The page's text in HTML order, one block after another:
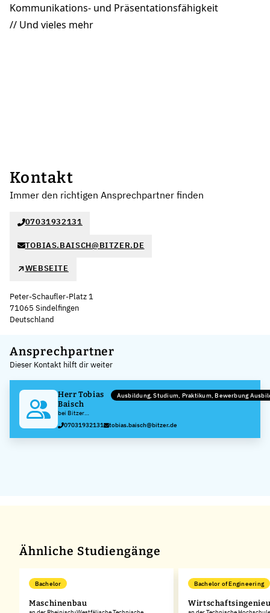
Kommunikations- und Präsentationsfähigkeit
// Und vieles mehr
Kontakt
Immer den richtigen Ansprechpartner finden
07031932131
TOBIAS.BAISCH@BITZER.DE
WEBSEITE
Peter-Schaufler-Platz 1
71065 Sindelfingen
Deutschland
+
−
Ansprechpartner
Dieser Kontakt hilft dir weiter
Herr Tobias
Baisch
bei Bitzer
Kühlmaschinenbau
GmbH
Ausbildung, Studium, Praktikum, Bewerbung
07031932131 tobias.baisch@bitzer.de
Ähnliche Studiengänge
Bachelor
Maschinenbau
Bachelor of Engineering